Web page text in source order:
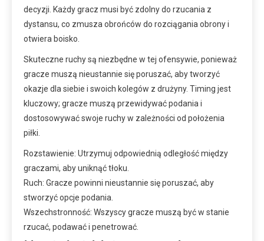
decyzji. Każdy gracz musi być zdolny do rzucania z
dystansu, co zmusza obrońców do rozciągania obrony i
otwiera boisko.
Skuteczne ruchy są niezbędne w tej ofensywie, ponieważ
gracze muszą nieustannie się poruszać, aby tworzyć
okazje dla siebie i swoich kolegów z drużyny. Timing jest
kluczowy; gracze muszą przewidywać podania i
dostosowywać swoje ruchy w zależności od położenia
piłki.
Rozstawienie: Utrzymuj odpowiednią odległość między
graczami, aby uniknąć tłoku.
Ruch: Gracze powinni nieustannie się poruszać, aby
stworzyć opcje podania.
Wszechstronność: Wszyscy gracze muszą być w stanie
rzucać, podawać i penetrować.